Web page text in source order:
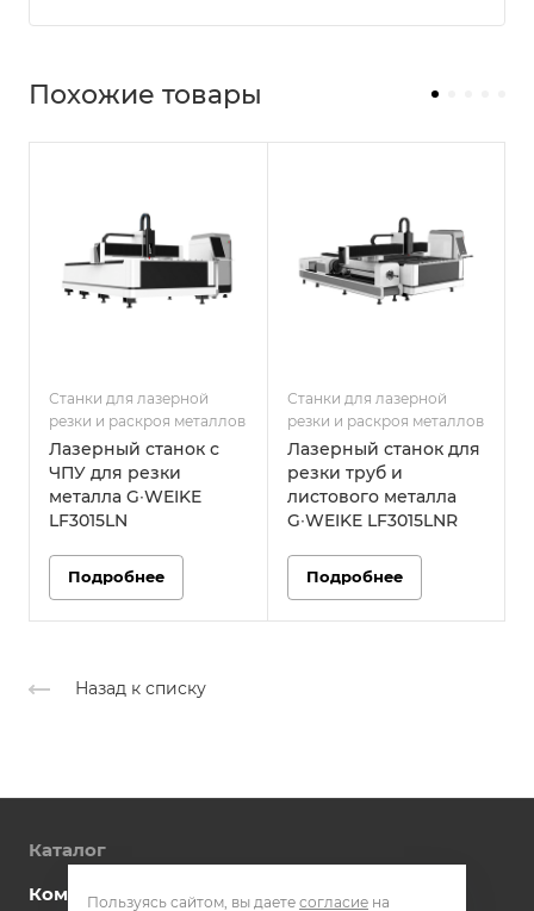
Похожие товары
Станки для лазерной
резки и раскроя металлов
Лазерный станок с
ЧПУ для резки
металла G∙WEIKE
LF3015LN
Подробнее
Станки для лазерной
резки и раскроя металлов
Лазерный станок для
резки труб и
листового металла
G∙WEIKE LF3015LNR
Подробнее
Назад к списку
Каталог
КомпанияПользуясь сайтом, вы даете согласие на